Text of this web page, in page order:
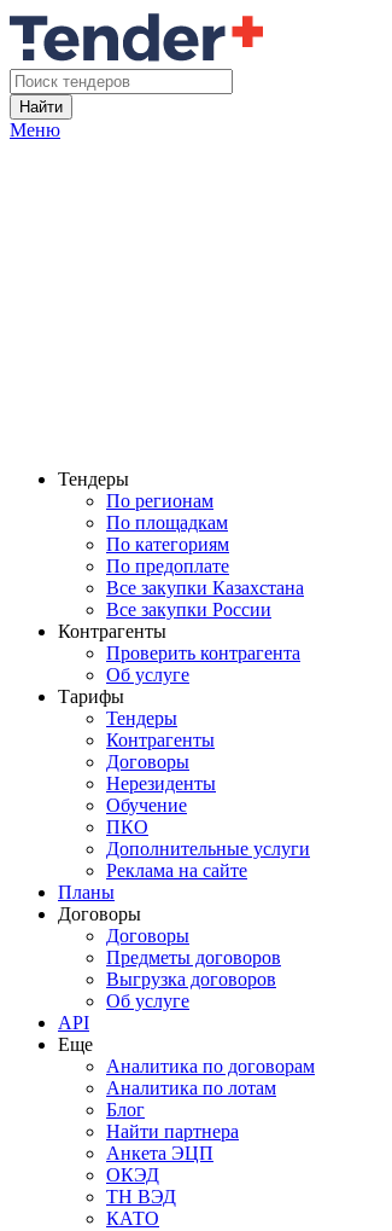
Найти
Меню
Тендеры
По регионам
По площадкам
По категориям
По предоплате
Все закупки Казахстана
Все закупки России
Контрагенты
Проверить контрагента
Об услуге
Тарифы
Тендеры
Контрагенты
Договоры
Нерезиденты
Обучение
ПКО
Дополнительные услуги
Реклама на сайте
Планы
Договоры
Договоры
Предметы договоров
Выгрузка договоров
Об услуге
API
Еще
Аналитика по договорам
Аналитика по лотам
Блог
Найти партнера
Анкета ЭЦП
ОКЭД
ТН ВЭД
КАТО